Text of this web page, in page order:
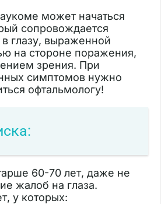
может начаться
сопровождается
глазу, выраженной
на стороне поражения,
зрения. При
симптомов нужно
офтальмологу!
60-70 лет, даже не
жалоб на глаза.
у которых: